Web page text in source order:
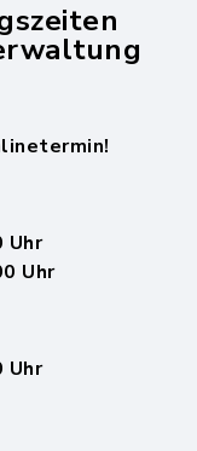
Uhr
Uhr
Uhr